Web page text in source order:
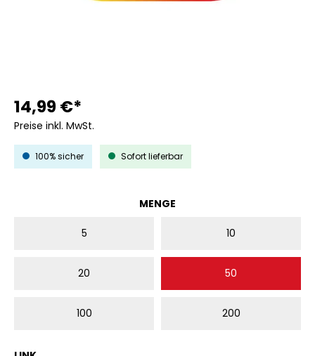
14,99 €*
Preise inkl. MwSt.
100% sicher Sofort lieferbar
MENGE
5 10
20 50
100 200